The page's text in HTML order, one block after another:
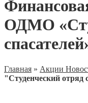
ОДМО
Главная » Акции
"Студенческий отряд